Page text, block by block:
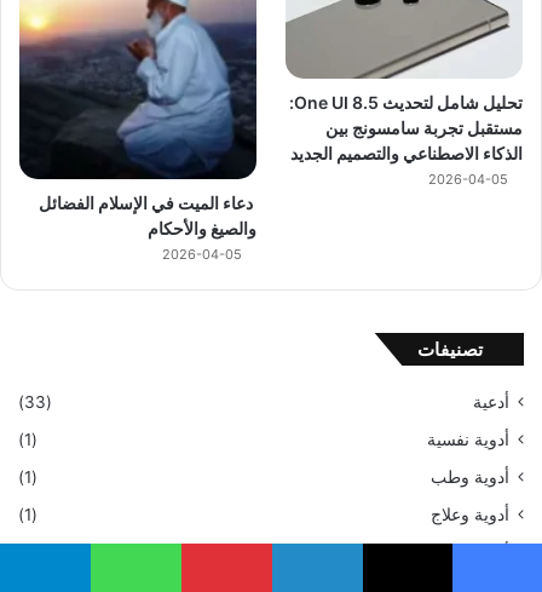
تحليل شامل لتحديث One UI 8.5:
مستقبل تجربة سامسونج بين
الذكاء الاصطناعي والتصميم الجديد
2026-04-05
دعاء الميت في الإسلام الفضائل
والصيغ والأحكام
2026-04-05
تصنيفات
أدعية
(33)
أدوية نفسية
(1)
أدوية وطب
(1)
أدوية وعلاج
(1)